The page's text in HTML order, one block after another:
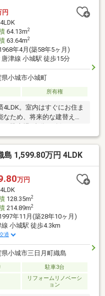
円
4LDK
64.13m2
63.64m2
年4月(築58年5ヶ月)
唐津線 小城駅 徒歩15分
県小城市小城町
所有権
。室内はすぐにお住ま
ため、将来的な建替えも
駐車場2台分を確保してお
すめです。ファミリーでゆ
島 1,599.80万円 4LDK
万円
4LDK
128.35m2
214.89m2
年11月(築28年10ヶ月)
線 小城駅 徒歩4.3km
通
県小城市三日月町織島
駐車3台
リフォームリノベーシ
ョン